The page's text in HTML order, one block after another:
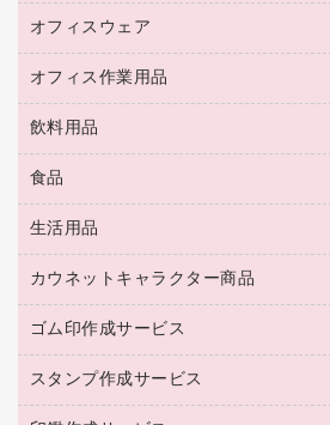
ＵＳＢハブ／ＵＳＢアクセサリー
ＯＡフィルター
ＯＡクリーナー／エアダスター
ＨＤＤ／ＳＳＤ
ディスプレイモニター
ロッカー・下駄箱
その他収納
オフィスアクセサリー
オフィスウェア
医療・介護・ワーキングウェア
ブラウス・シャツ
アウター
オフィス作業用品
養生用品
防災用品
防災用備蓄食品・飲料
台車・脚立
倉庫収納用品
作業用雑貨
梱包用品
飲料用品
緑茶飲料
茶葉・インスタント
紅茶・バラエティ飲料
レギュラーコーヒー
ミルク・シュガー
ソフトドリンク
食品
食品
菓子
生活用品
浴室用品
台所用洗剤
掃除用品
掃除用洗剤
カウネットキャラクター商品
カウネットキャラクター商品
ゴム印作成サービス
ゴム印作成サービス
ゴム印（一行印）作成サービス
スタンプ作成サービス